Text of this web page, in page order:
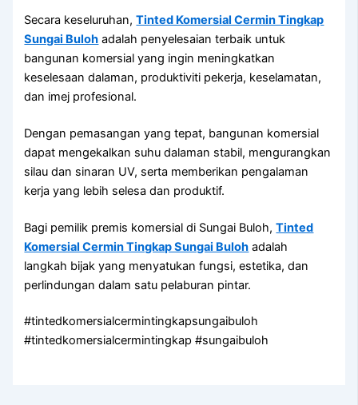
Secara keseluruhan,Tinted Komersial Cermin Tingkap
Sungai Buloh adalah penyelesaian terbaik untuk
bangunan komersial yang ingin meningkatkan
keselesaan dalaman, produktiviti pekerja, keselamatan,
dan imej profesional.
Dengan pemasangan yang tepat, bangunan komersial
dapat mengekalkan suhu dalaman stabil, mengurangkan
silau dan sinaran UV, serta memberikan pengalaman
kerja yang lebih selesa dan produktif.
Bagi pemilik premis komersial di Sungai Buloh,Tinted
Komersial Cermin Tingkap Sungai Buloh adalah
langkah bijak yang menyatukan fungsi, estetika, dan
perlindungan dalam satu pelaburan pintar.
#tintedkomersialcermintingkapsungaibuloh
#tintedkomersialcermintingkap #sungaibuloh